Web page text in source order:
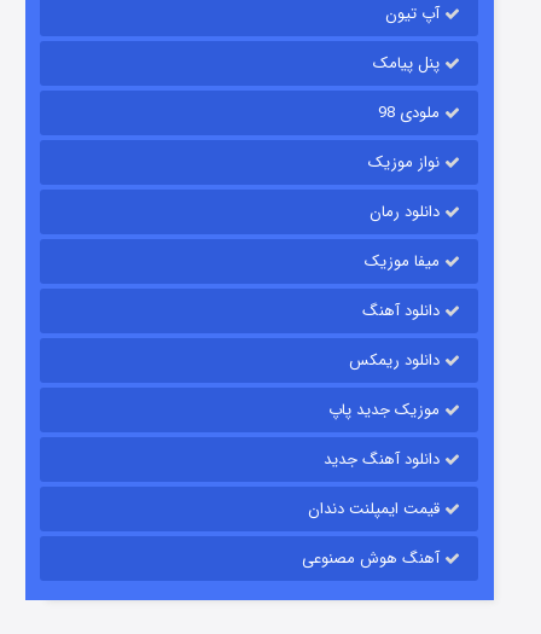
قسمت
شوگر فصل ۲
آپ تیون
پنل پیامک
ملودی 98
نواز موزیک
دانلود رمان
میفا موزیک
دانلود آهنگ
دانلود ریمکس
موزیک جدید پاپ
دانلود آهنگ جدید
قیمت ایمپلنت دندان
آهنگ هوش مصنوعی